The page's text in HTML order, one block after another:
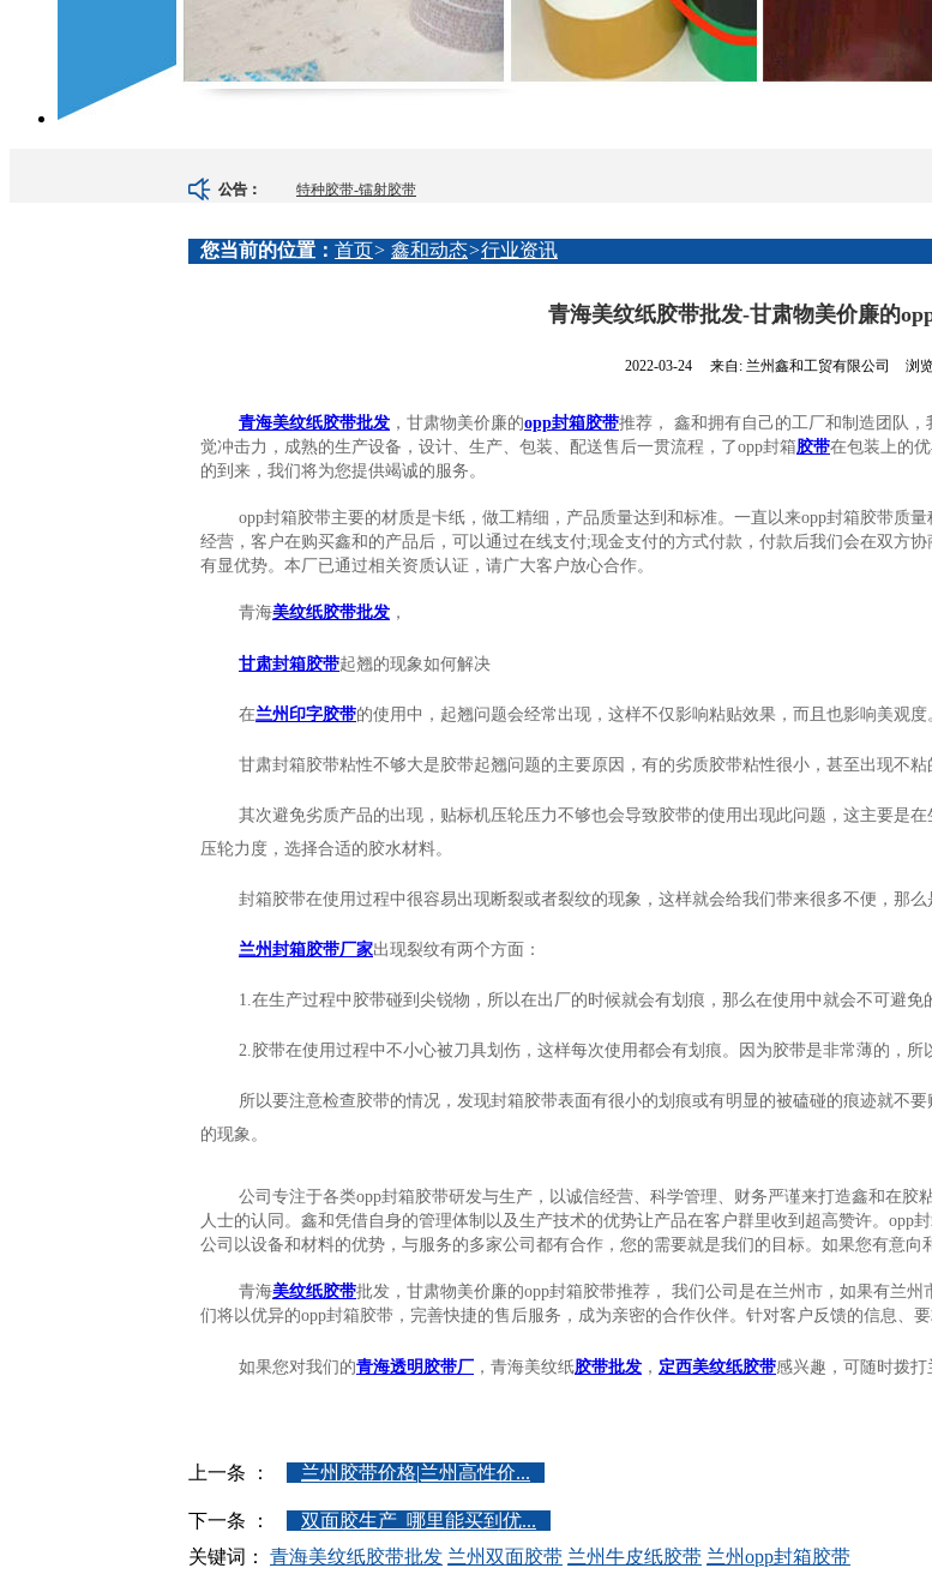
公告： 特种胶带-镭射胶带
opp封箱-彩色胶带
特种胶带-高透胶带
特种胶带-布基胶带
文具胶带-文具胶带
您当前的位置： 首页> 鑫和动态>行业资讯
青海美纹纸胶带批发-甘肃物美价廉的
2022-03-24 来自: 兰州鑫和工贸有限公司 浏
青海美纹纸胶带批发 ，甘肃物美价廉的opp封箱胶带推荐， 鑫和拥有自己的工厂和制造团队，
觉冲击力，成熟的生产设备，设计、生产、包装、配送售后一贯流程，了opp封箱胶带在包装上的
的到来，我们将为您提供竭诚的服务。
opp封箱胶带主要的材质是卡纸，做工精细，产品质量达到和标准。一直以来opp封箱胶带质
经营，客户在购买鑫和的产品后，可以通过在线支付;现金支付的方式付款，付款后我们会在双方
有显优势。本厂已通过相关资质认证，请广大客户放心合作。
青海美纹纸胶带批发 ，
甘肃封箱胶带起翘的现象如何解决
在兰州印字胶带的使用中，起翘问题会经常出现，这样不仅影响粘贴效果，而且也影响美观
甘肃封箱胶带粘性不够大是胶带起翘问题的主要原因，有的劣质胶带粘性很小，甚至出现不
其次避免劣质产品的出现，贴标机压轮压力不够也会导致胶带的使用出现此问题，这主要是
压轮力度，选择合适的胶水材料。
封箱胶带在使用过程中很容易出现断裂或者裂纹的现象，这样就会给我们带来很多不便，那么
兰州封箱胶带厂家出现裂纹有两个方面：
1.在生产过程中胶带碰到尖锐物，所以在出厂的时候就会有划痕，那么在使用中就会不可避免
2.胶带在使用过程中不小心被刀具划伤，这样每次使用都会有划痕。因为胶带是非常薄的，所
所以要注意检查胶带的情况，发现封箱胶带表面有很小的划痕或有明显的被磕碰的痕迹就不
的现象。
公司专注于各类opp封箱胶带研发与生产，以诚信经营、科学管理、财务严谨来打造鑫和在胶
人士的认同。鑫和凭借自身的管理体制以及生产技术的优势让产品在客户群里收到超高赞许。opp
公司以设备和材料的优势，与服务的多家公司都有合作，您的需要就是我们的目标。如果您有意向
青海美纹纸胶带批发，甘肃物美价廉的opp封箱胶带推荐， 我们公司是在兰州市，如果有兰
们将以优异的opp封箱胶带，完善快捷的售后服务，成为亲密的合作伙伴。针对客户反馈的信息、
如果您对我们的青海透明胶带厂 ，青海美纹纸胶带批发 ， 定西美纹纸胶带感兴趣，可随时拨
上一条 ： 兰州胶带价格|兰州高性价...
下一条 ：
双面胶生产_哪里能买到优...
关键词： 青海美纹纸胶带批发 兰州双面胶带 兰州牛皮纸胶带 兰州opp封箱胶带